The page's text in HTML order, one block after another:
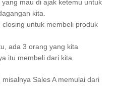
mau di ajak ketemu untuk
kita.
untuk membeli produk
ada 3 orang yang kita
itu membeli dari kita.
Sales A memulai dari